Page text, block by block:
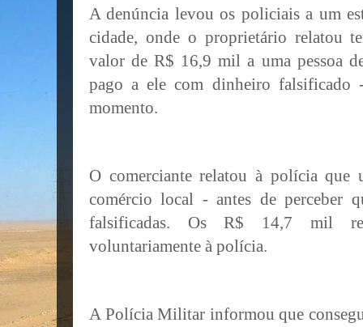
A denúncia levou os policiais a um
cidade, onde o proprietário relatou
valor de R$ 16,9 mil a uma pessoa
pago a ele com dinheiro
momento.
O comerciante relatou à polícia
comércio local - antes de perceber
falsificadas. Os R$ 14,7 mil
voluntariamente à polícia.
A Polícia Militar informou que